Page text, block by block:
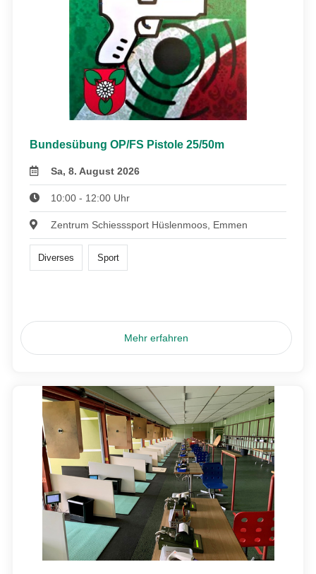
Bundesübung OP/FS Pistole 25/50m
Sa, 8. August 2026
10:00 - 12:00 Uhr
Zentrum Schiesssport Hüslenmoos, Emmen
Diverses Sport
Mehr erfahren